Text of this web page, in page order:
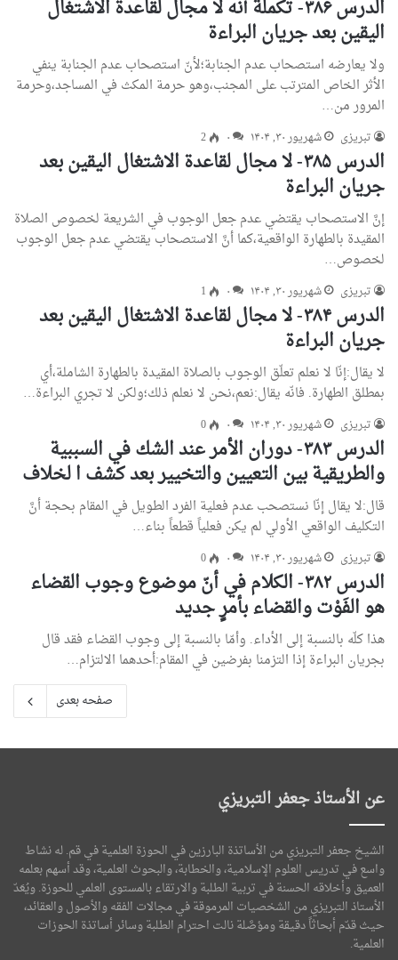
الدرس ۳۸۶- تكملة أنه لا مجال لقاعدة الاشتغال
اليقين بعد جريان البراءة
ولا يعارضه استصحاب عدم الجنابة؛لأنّ استصحاب عدم الجنابة ينفي
الأثر الخاص المترتب على المجنب،وهو حرمة المكث في المساجد،وحرمة
المرور من…
تبریزی شهریور ۳۰, ۱۴۰۴ ۰ 2
الدرس ۳۸۵- لا مجال لقاعدة الاشتغال اليقين بعد
جريان البراءة
إنَّ الاستصحاب يقتضي عدم جعل الوجوب في الشريعة لخصوص الصلاة
المقيدة بالطهارة الواقعية،كما أنَّ الاستصحاب يقتضي عدم جعل الوجوب
لخصوص…
تبریزی شهریور ۳۰, ۱۴۰۴ ۰ 1
الدرس ۳۸۴- لا مجال لقاعدة الاشتغال اليقين بعد
جريان البراءة
لا يقال:إنّا لا نعلم تعلّق الوجوب بالصلاة المقيدة بالطهارة الشاملة،أي
بمطلق الطهارة. فانّه يقال:نعم،نحن لا نعلم ذلك؛ولكن لا تجري البراءة…
تبریزی شهریور ۳۰, ۱۴۰۴ ۰ 0
الدرس ۳۸۳- دوران الأمر عند الشك في السببية
والطريقية بين التعيين والتخيير بعد كشف ا لخلاف
قال:لا يقال إنّا نستصحب عدم فعلية الفرد الطويل في المقام بحجة أنَّ
التكليف الواقعي الأولي لم يكن فعلياً قطعاً بناء…
تبریزی شهریور ۳۰, ۱۴۰۴ ۰ 0
الدرس ۳۸۲- الكلام في أنّ موضوع وجوب القضاء
هو الفَوْت والقضاء بأمرٍ جديد
هذا كلّه بالنسبة إلى الأداء. وأمّا بالنسبة إلى وجوب القضاء فقد قال
بجريان البراءة إذا التزمنا بفرضين في المقام:أحدهما الالتزام…
صفحه بعدی
عن الأستاذ جعفر التبريزي
الشيخ جعفر التبريزي من الأساتذة البارزين في الحوزة العلمية في قم. له نشاط
واسع في تدريس العلوم الإسلامية، والخطابة، والبحوث العلمية، وقد أسهم بعلمه
العميق وأخلاقه الحسنة في تربية الطلبة والارتقاء بالمستوى العلمي للحوزة. ويُعَدّ
الأستاذ التبريزي من الشخصيات المرموقة في مجالات الفقه والأصول والعقائد،
حيث قدّم أبحاثاً دقيقة ومؤصَّلة نالت احترام الطلبة وسائر أساتذة الحوزات
العلمية.